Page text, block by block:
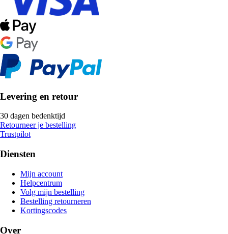
Levering en retour
30 dagen bedenktijd
Retourneer je bestelling
Trustpilot
Diensten
Mijn account
Helpcentrum
Volg mijn bestelling
Bestelling retourneren
Kortingscodes
Over